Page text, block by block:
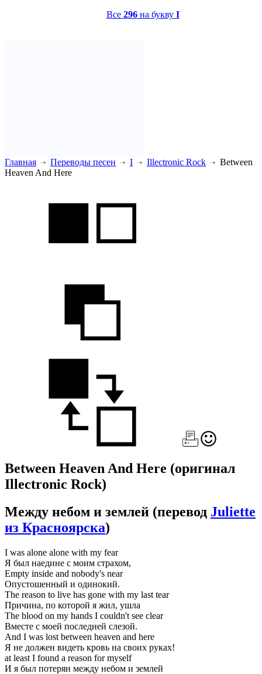
Все 296на букву I
Главная Переводы песен I Illectronic Rock
Between
Heaven And Here
Between Heaven And Here (оригинал
Illectronic Rock)
Между небом и землей (перевод Juliette
из Красноярска)
I was alone alone with my fear
Я был наедине с моим страхом,
Empty inside and nobody's near
Опустошенный и одинокий.
The reason to live has gone with my last tear
Причина, по которой я жил, ушла
The blood on my hands I couldn't see clear
Вместе с моей последней слезой.
And I was lost between heaven and here
Я не должен видеть кровь на своих руках!
at least I found a reason for myself
И я был потерян между небом и землей